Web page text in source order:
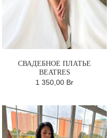
СВАДЕБНОЕ ПЛАТЬЕ
BEATRES
1 350,00 Br